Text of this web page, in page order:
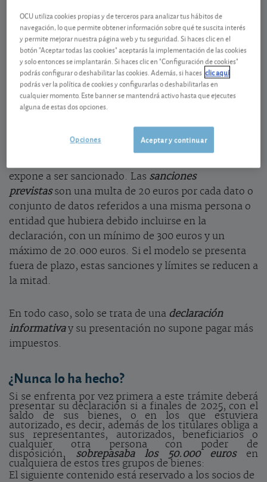
diciembre de 2025 poseía inversiones en el
extranjero – o tenía disponibilidad sobre ellas – a
través de un intermediario no domiciliado en
nuestro país, tiene la obligación de informar sobre
su tenencia al Fisco español a lo largo del primer
trimestre de este 2026, en concreto entre el1 de
enero y el 31 de marzo
sí, siempre que se superen ciertas cuantías.
expone a ser sancionado. Las sanciones
previstasson una multa de 20 euros por cada dato o
conjunto de datos referidos a una misma persona o
entidad que hubiera debido incluirse en la
declaración, con un mínimo de 300 euros y un
máximo de 20.000 euros. Si el modelo se presenta
fuera de plazo, estas sanciones y límites se reducen a
la mitad.
En todo caso, solo se trata de una declaración
informativay su presentación no supone pagar más
impuestos.
¿Nunca lo ha hecho?
Si se enfrenta por vez primera a este trámite deberá
presentar su declaración si a finales de 2025, con el
saldo de sus bienes, o en los que estuviera
autorizado, es decir, además de los titulares obliga a
sus representantes, autorizados, beneficiarios o
cualquier otra persona con poder de
disposición, sobrepasaba los 50.000 euros en
cualquiera de estos tres grupos de bienes:
El siguiente contenido está reservado a los socios de
OCU utiliza cookies propias y de terceros para analizar tus hábitos de
navegación, lo que permite obtener información sobre qué te suscita interés
y permite mejorar nuestra página web y tu seguridad. Si haces clic en el
botón "Aceptar todas las cookies" aceptarás la implementación de las cookies
y solo entonces se implantarán. Si haces clic en "Configuración de cookies"
podrás configurar o deshabilitar las cookies. Además, si haces clic aquí
podrás ver la política de cookies y configurarlas o deshabilitarlas en
cualquier momento. Este banner se mantendrá activo hasta que ejecutes
alguna de estas dos opciones.
Aceptar y continuar
Opciones